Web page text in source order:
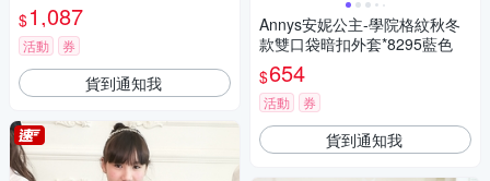
$1,087
活動 券
貨到通知我
Annys安妮公主-學院格紋秋冬
款雙口袋暗扣外套*8295藍色
$654
活動 券
貨到通知我